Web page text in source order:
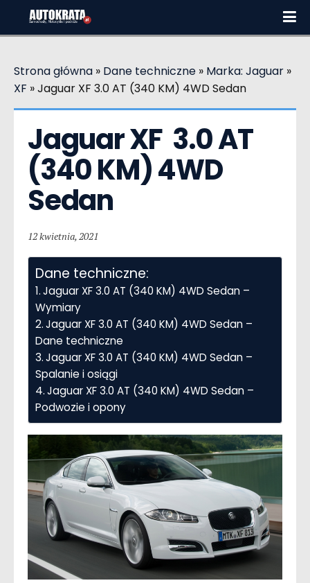
Strona główna » Dane techniczne » Marka: Jaguar »
XF »Jaguar XF 3.0 AT (340 KM) 4WD Sedan
Jaguar XF  3.0 AT
(340 KM) 4WD
Sedan
12 kwietnia, 2021
Dane techniczne:
Jaguar XF 3.0 AT (340 KM) 4WD Sedan –
Wymiary
Jaguar XF 3.0 AT (340 KM) 4WD Sedan –
Dane techniczne
Jaguar XF 3.0 AT (340 KM) 4WD Sedan –
Spalanie i osiągi
Jaguar XF 3.0 AT (340 KM) 4WD Sedan –
Podwozie i opony